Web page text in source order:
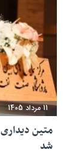
11 مرداد 1405
متین
شد